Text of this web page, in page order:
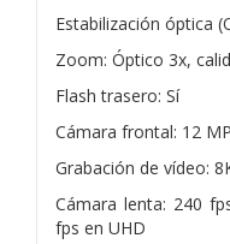
Estabilización óptica
Zoom: Óptico 3x,
Flash trasero: Sí
Cámara frontal: 12
Grabación de vídeo:
Cámara lenta: 240
fps en UHD